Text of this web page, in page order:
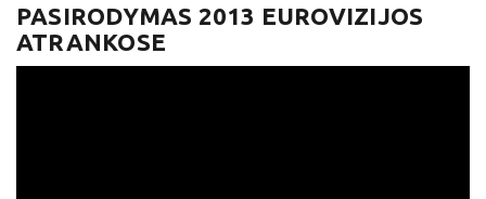
PASIRODYMAS 2013 EUROVIZIJOS
ATRANKOSE